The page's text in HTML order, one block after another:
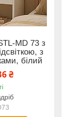
MD 73 з
з
білий
₴